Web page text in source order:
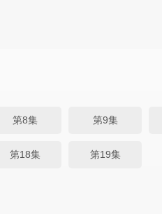
第8集 第9集
第18集 第19集